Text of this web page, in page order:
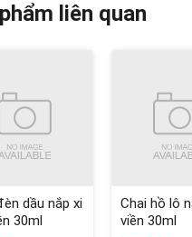
liên quan
dầu nắp xi
30ml
Chai hồ lô
viền 30ml